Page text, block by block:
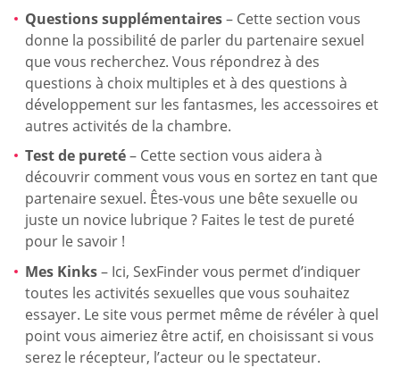
Questions supplémentaires– Cette section vous
donne la possibilité de parler du partenaire sexuel
que vous recherchez. Vous répondrez à des
questions à choix multiples et à des questions à
développement sur les fantasmes, les accessoires et
autres activités de la chambre.
Test de pureté– Cette section vous aidera à
découvrir comment vous vous en sortez en tant que
partenaire sexuel. Êtes-vous une bête sexuelle ou
juste un novice lubrique ? Faites le test de pureté
pour le savoir !
Mes Kinks– Ici, SexFinder vous permet d’indiquer
toutes les activités sexuelles que vous souhaitez
essayer. Le site vous permet même de révéler à quel
point vous aimeriez être actif, en choisissant si vous
serez le récepteur, l’acteur ou le spectateur.